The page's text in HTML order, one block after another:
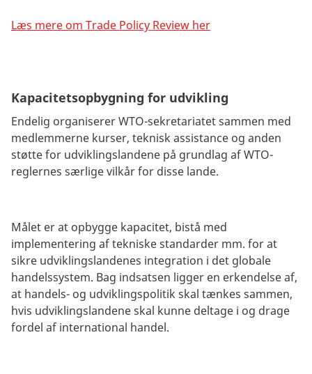
Læs mere om Trade Policy Review her
Kapacitetsopbygning for udvikling
Endelig organiserer WTO-sekretariatet sammen med
medlemmerne kurser, teknisk assistance og anden
støtte for udviklingslandene på grundlag af WTO-
reglernes særlige vilkår for disse lande.
Målet er at opbygge kapacitet, bistå med
implementering af tekniske standarder mm. for at
sikre udviklingslandenes integration i det globale
handelssystem. Bag indsatsen ligger en erkendelse af,
at handels- og udviklingspolitik skal tænkes sammen,
hvis udviklingslandene skal kunne deltage i og drage
fordel af international handel.